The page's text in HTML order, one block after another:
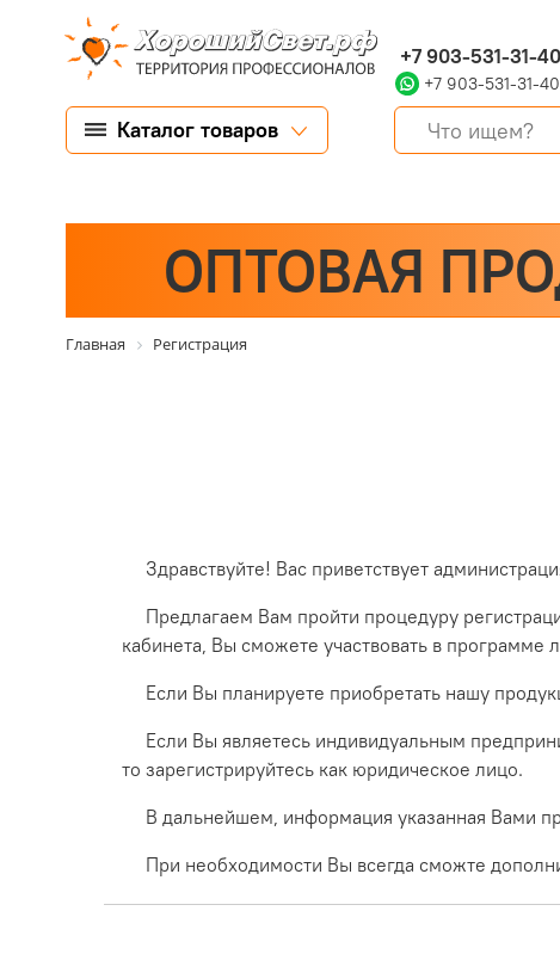
+7 903-531-31-40
+7 903-531-31-40
Каталог товаров
ОПТОВАЯ
Главная Регистрация
Здравствуйте! Вас приветствует
Предлагаем Вам пройти процедуру
кабинета, Вы сможете участвовать в
Если Вы планируете приобретать нашу
Если Вы являетесь индивидуальным
то зарегистрируйтесь как юридическое лицо.
В дальнейшем, информация указанная Вами
При необходимости Вы всегда сможте